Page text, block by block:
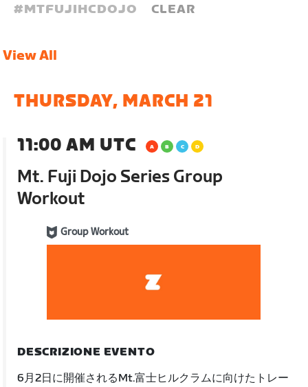
#MTFUJIHCDOJO CLEAR
View All
THURSDAY, MARCH 21
11:00 AM UTC
Mt. Fuji Dojo Series Group
Workout
Group Workout
DESCRIZIONE EVENTO
6月2日に開催されるMt.富士ヒルクラムに向けたトレー